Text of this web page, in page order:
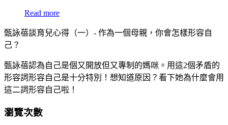
Read more
甄詠蓓談育兒心得（一）- 作為一個母親，你會怎樣形容自
己？
甄詠蓓認為自己是個又開放但又專制的媽咪。用這2個矛盾的
形容詞形容自己是十分特別！想知道原因？看下她為什麼會用
這二詞形容自己啦！
瀏覽次數